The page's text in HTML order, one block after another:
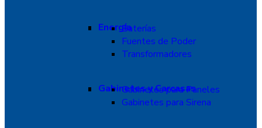
EnergíaBaterías
Fuentes de Poder
Transformadores
Gabinetes y Carcasas
Gabinetes para Paneles
Gabinetes para Sirena